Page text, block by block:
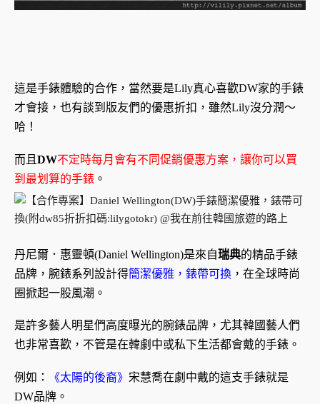
這是手錶體驗的合作，當然要是Lily真心喜歡DW家的手錶
才會接，也有談到版友們的優惠折扣，雖然Lily沒分潤～
哈！
而且 DW不定時每月會有不同促銷優惠方案，讓你可以買
到最划算的手錶 。
丹尼爾．惠靈頓(Daniel Wellington)是來自瑞典的精品手錶
品牌，腕錶系列設計得簡潔優雅，錶帶可換 ，在全球時尚
圈掀起一股風潮。
是許多藝人明星們高度曝光的腕錶品牌，尤其韓國藝人們
也非常喜歡，不管是在韓劇中或私下生活都會戴的手錶。
例如： 《太陽的後裔》 宋慧喬在劇中戴的這支手錶就是
DW品牌。